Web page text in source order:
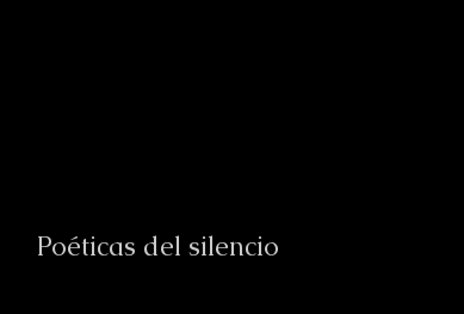
Poéticas del silencio